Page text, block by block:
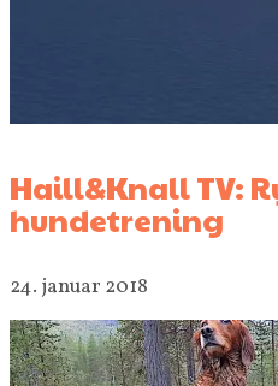
Haill&Knall TV:
hundetrening
24. januar 2018